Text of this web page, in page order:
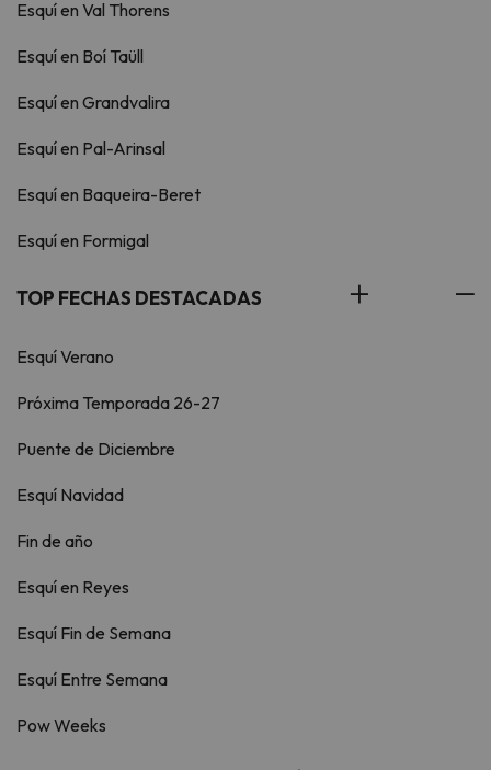
Esquí en Val Thorens
Esquí en Boí Taüll
Esquí en Grandvalira
Esquí en Pal-Arinsal
Esquí en Baqueira-Beret
Esquí en Formigal
TOP FECHAS DESTACADAS
Esquí Verano
Próxima Temporada 26-27
Puente de Diciembre
Esquí Navidad
Fin de año
Esquí en Reyes
Esquí Fin de Semana
Esquí Entre Semana
Pow Weeks